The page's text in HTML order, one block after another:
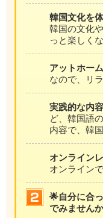
韓国文化を
韓国の文化
っと楽しく
アットホー
なので、リ
実践的な内容
ど、韓国語
内容で、韓
オンライン
オンライン
🌟自分に合
でみません